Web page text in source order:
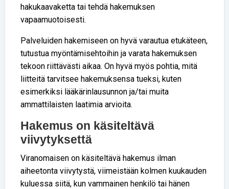
hakukaavaketta tai tehdä hakemuksen
vapaamuotoisesti.
Palveluiden hakemiseen on hyvä varautua etukäteen,
tutustua myöntämisehtoihin ja varata hakemuksen
tekoon riittävästi aikaa. On hyvä myös pohtia, mitä
liitteitä tarvitsee hakemuksensa tueksi, kuten
esimerkiksi lääkärinlausunnon ja/tai muita
ammattilaisten laatimia arvioita.
Hakemus on käsiteltävä
viivytyksettä
Viranomaisen on käsiteltävä hakemus ilman
aiheetonta viivytystä, viimeistään kolmen kuukauden
kuluessa siitä, kun vammainen henkilö tai hänen